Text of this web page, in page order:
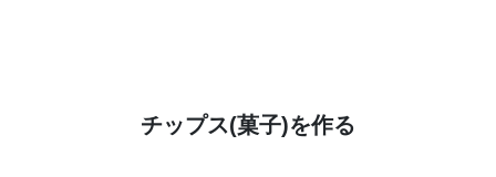
チップス(菓子)を作る